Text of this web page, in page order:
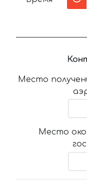
Место
Место